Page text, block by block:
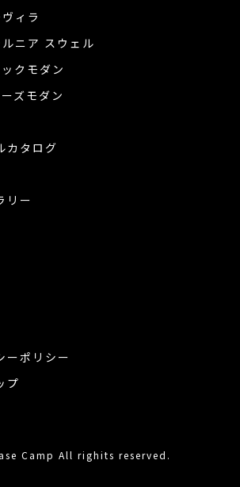
ィラ
ニア スウェル
クモダン
ズモダン
カタログ
リー
ーポリシー
プ
Camp All righits reserved.